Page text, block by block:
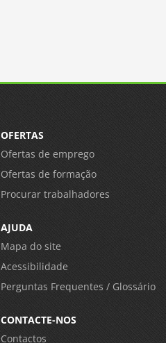
OFERTAS
Ofertas de emprego
Ofertas de formação
Procurar trabalhadores
AJUDA
Mapa do site
Acessibilidade
Perguntas Frequentes / Glossário
CONTACTE-NOS
Contactos